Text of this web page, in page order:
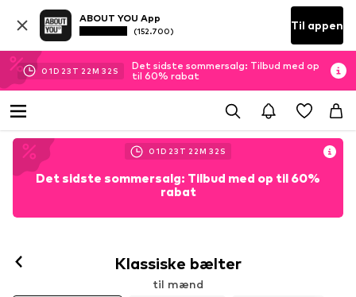
ABOUT YOU App
(152.700) Til appen
01D 23 T 22M 30 S
Det sidste sommersalg: Tilbud med op
til 60% rabat
01D 23 T 22M 30 S
Det sidste sommersalg: Tilbud med op til 60%
rabat
Klassiske bælter
til mænd